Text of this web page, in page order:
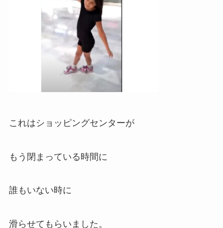
これはショッピングセンターが
もう閉まっている時間に
誰もいない時に
滑らせてもらいました。